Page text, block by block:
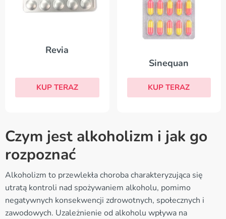
Revia
KUP TERAZ
Sinequan
KUP TERAZ
Czym jest alkoholizm i jak go
rozpoznać
Alkoholizm to przewlekła choroba charakteryzująca się
utratą kontroli nad spożywaniem alkoholu, pomimo
negatywnych konsekwencji zdrowotnych, społecznych i
zawodowych. Uzależnienie od alkoholu wpływa na